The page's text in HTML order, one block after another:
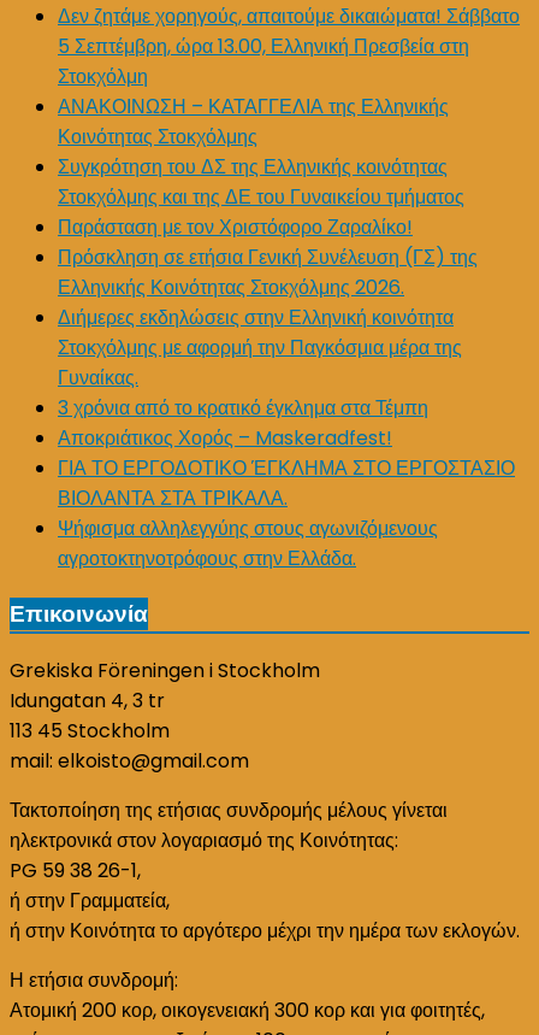
Δεν ζητάμε χορηγούς, απαιτούμε δικαιώματα! Σάββατο
5 Σεπτέμβρη, ώρα 13.00, Ελληνική Πρεσβεία στη
Στοκχόλμη
ΑΝΑΚΟΙΝΩΣΗ – ΚΑΤΑΓΓΕΛΙΑ της Ελληνικής
Κοινότητας Στοκχόλμης
Συγκρότηση του ΔΣ της Ελληνικής κοινότητας
Στοκχόλμης και της ΔΕ του Γυναικείου τμήματος
Παράσταση με τον Χριστόφορο Ζαραλίκο!
Πρόσκληση σε ετήσια Γενική Συνέλευση (ΓΣ) της
Ελληνικής Κοινότητας Στοκχόλμης 2026.
Διήμερες εκδηλώσεις στην Ελληνική κοινότητα
Στοκχόλμης με αφορμή την Παγκόσμια μέρα της
Γυναίκας.
3 χρόνια από το κρατικό έγκλημα στα Τέμπη
Αποκριάτικος Χορός – Maskeradfest!
ΓΙΑ ΤΟ ΕΡΓΟΔΟΤΙΚΟ ΈΓΚΛΗΜΑ ΣΤΟ ΕΡΓΟΣΤΑΣΙΟ
ΒΙΟΛΑΝΤΑ ΣΤΑ ΤΡΙΚΑΛΑ.
Ψήφισμα αλληλεγγύης στους αγωνιζόμενους
αγροτοκτηνοτρόφους στην Ελλάδα.
Επικοινωνία
Grekiska Föreningen i Stockholm
Idungatan 4, 3 tr
113 45 Stockholm
mail: elkoisto@gmail.com
Τακτοποίηση της ετήσιας συνδρομής μέλους γίνεται
ηλεκτρονικά στον λογαριασμό της Κοινότητας:
PG 59 38 26-1,
ή στην Γραμματεία,
ή στην Κοινότητα το αργότερο μέχρι την ημέρα των εκλογών.
Η ετήσια συνδρομή:
Ατομική 200 κορ, οικογενειακή 300 κορ και για φοιτητές,